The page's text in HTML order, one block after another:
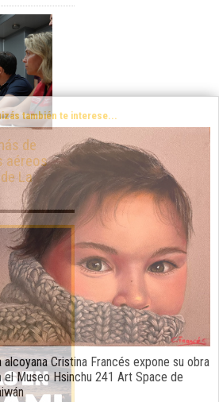
de
aéreos
La
también te interese...
alcoyana Cristina Francés expone su obra
el Museo Hsinchu 241 Art Space de